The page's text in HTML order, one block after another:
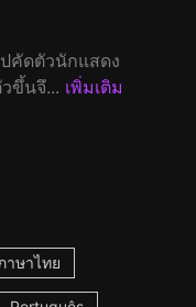
คัดตัวนักแสดง
ขึ้นจึ... เพิ่มเติม
าษาไทย